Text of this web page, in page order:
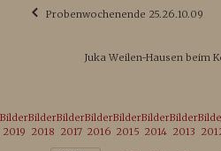
Probenwochenende 25.26.10.09
Juka Weilen-Hausen beim
Bilder
2019
Bilder
2018
Bilder
2017
Bilder
2016
Bilder
2015
Bilder
2014
Bilder
2013